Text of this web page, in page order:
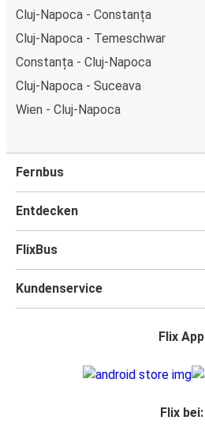
Cluj-Napoca - Constanța
Cluj-Napoca - Temeschwar
Constanța - Cluj-Napoca
Cluj-Napoca - Suceava
Wien - Cluj-Napoca
Fernbus
Entdecken
FlixBus
Kundenservice
Flix App
Flix bei: